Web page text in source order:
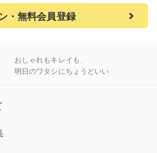
・無料会員登録
おしゃれもキレイも、
明日のワタシにちょうどいい